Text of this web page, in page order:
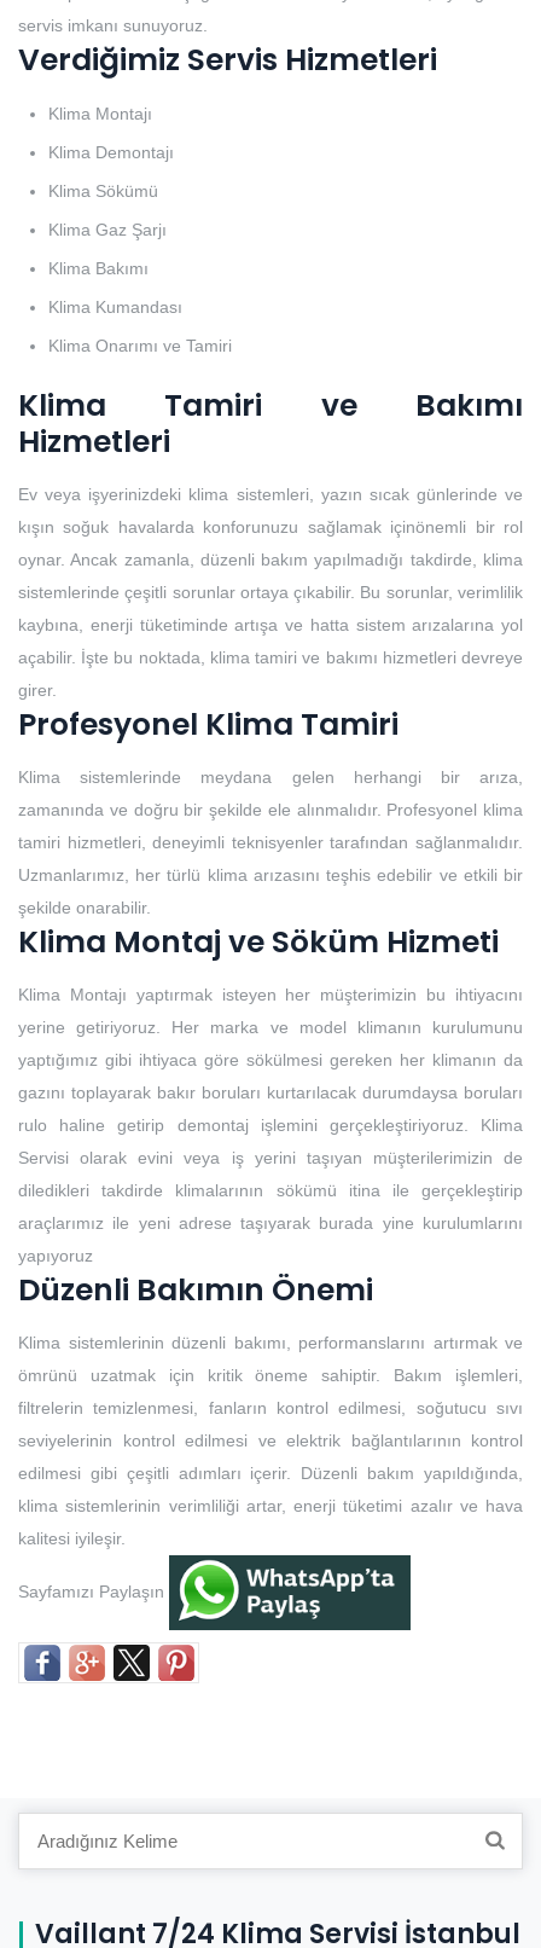
servis imkanı sunuyoruz.
Verdiğimiz Servis Hizmetleri
Klima Montajı
Klima Demontajı
Klima Sökümü
Klima Gaz Şarjı
Klima Bakımı
Klima Kumandası
Klima Onarımı ve Tamiri
Klima Tamiri ve Bakımı
Hizmetleri
Ev veya işyerinizdeki klima sistemleri, yazın sıcak günlerinde ve
kışın soğuk havalarda konforunuzu sağlamak içinönemli bir rol
oynar. Ancak zamanla, düzenli bakım yapılmadığı takdirde, klima
sistemlerinde çeşitli sorunlar ortaya çıkabilir. Bu sorunlar, verimlilik
kaybına, enerji tüketiminde artışa ve hatta sistem arızalarına yol
açabilir. İşte bu noktada, klima tamiri ve bakımı hizmetleri devreye
girer.
Profesyonel Klima Tamiri
Klima sistemlerinde meydana gelen herhangi bir arıza,
zamanında ve doğru bir şekilde ele alınmalıdır. Profesyonel klima
tamiri hizmetleri, deneyimli teknisyenler tarafından sağlanmalıdır.
Uzmanlarımız, her türlü klima arızasını teşhis edebilir ve etkili bir
şekilde onarabilir.
Klima Montaj ve Söküm Hizmeti
Klima Montajı yaptırmak isteyen her müşterimizin bu ihtiyacını
yerine getiriyoruz. Her marka ve model klimanın kurulumunu
yaptığımız gibi ihtiyaca göre sökülmesi gereken her klimanın da
gazını toplayarak bakır boruları kurtarılacak durumdaysa boruları
rulo haline getirip demontaj işlemini gerçekleştiriyoruz. Klima
Servisi olarak evini veya iş yerini taşıyan müşterilerimizin de
diledikleri takdirde klimalarının sökümü itina ile gerçekleştirip
araçlarımız ile yeni adrese taşıyarak burada yine kurulumlarını
yapıyoruz
Düzenli Bakımın Önemi
Klima sistemlerinin düzenli bakımı, performanslarını artırmak ve
ömrünü uzatmak için kritik öneme sahiptir. Bakım işlemleri,
filtrelerin temizlenmesi, fanların kontrol edilmesi, soğutucu sıvı
seviyelerinin kontrol edilmesi ve elektrik bağlantılarının kontrol
edilmesi gibi çeşitli adımları içerir. Düzenli bakım yapıldığında,
klima sistemlerinin verimliliği artar, enerji tüketimi azalır ve hava
kalitesi iyileşir.
Sayfamızı Paylaşın
Vaillant 7/24 Klima Servisi İstanbul